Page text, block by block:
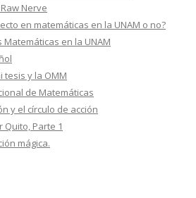
Nerve
en matemáticas en la UNAM o no?
en la UNAM
tesis y la OMM
de Matemáticas
y el círculo de acción
Parte 1
mágica.